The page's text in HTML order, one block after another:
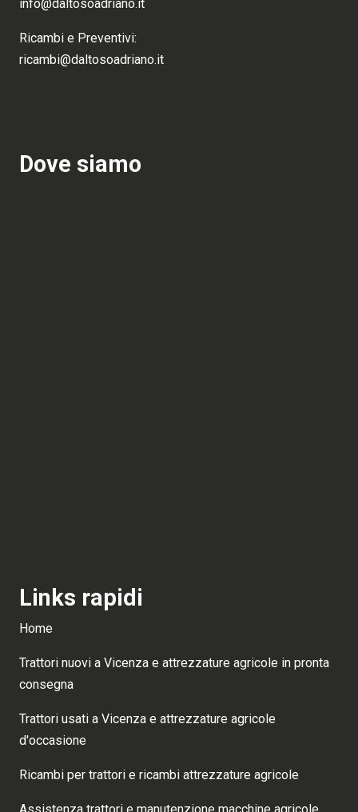
info@daltosoadriano.it
Ricambi e Preventivi:
ricambi@daltosoadriano.it
Dove siamo
Links rapidi
Home
Trattori nuovi a Vicenza e attrezzature agricole in pronta
consegna
Trattori usati a Vicenza e attrezzature agricole
d'occasione
Ricambi per trattori e ricambi attrezzature agricole